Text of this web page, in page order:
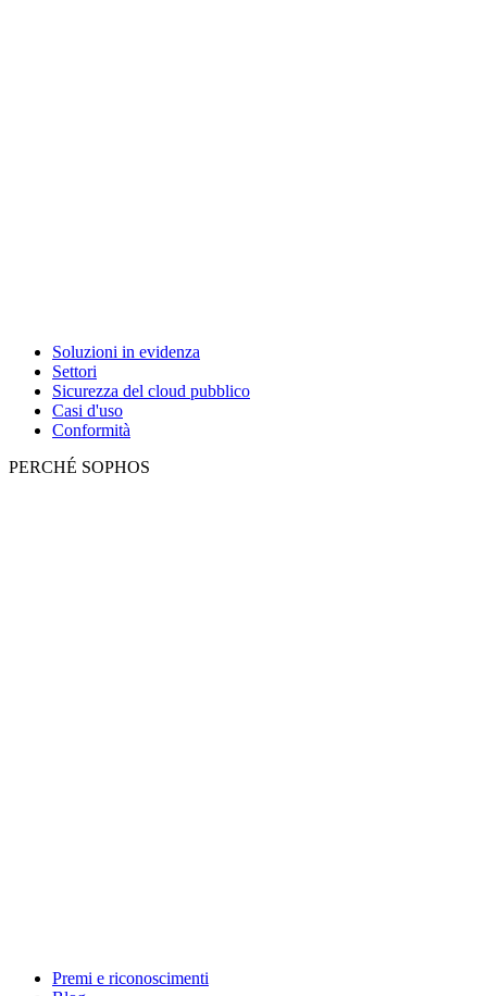
Soluzioni in evidenza
Settori
Sicurezza del cloud pubblico
Casi d'uso
Conformità
PERCHÉ SOPHOS
Premi e riconoscimenti